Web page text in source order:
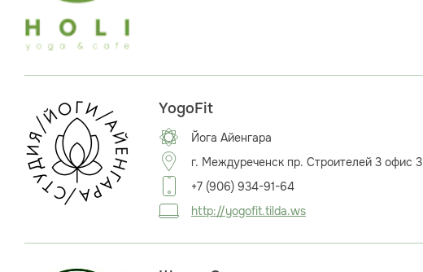
YogoFit
Йога Айенгара
г. Междуреченск пр. Строителей 3 офис 3
+7 (906) 934-91-64
http://yogofit.tilda.ws